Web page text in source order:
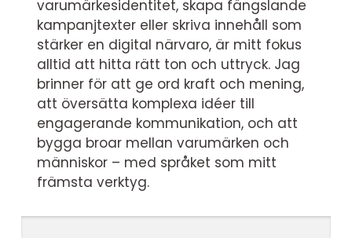
varumärkesidentitet, skapa fängslande
kampanjtexter eller skriva innehåll som
stärker en digital närvaro, är mitt fokus
alltid att hitta rätt ton och uttryck. Jag
brinner för att ge ord kraft och mening,
att översätta komplexa idéer till
engagerande kommunikation, och att
bygga broar mellan varumärken och
människor – med språket som mitt
främsta verktyg.